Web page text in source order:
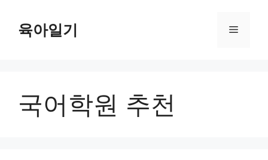
육아일기 메
국어학원 추천